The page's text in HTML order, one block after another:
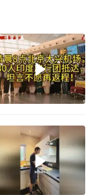
》歌王
日本试射“战斧”导弹，国防部回应
“今天得有40℃了吧 为啥还不预警”